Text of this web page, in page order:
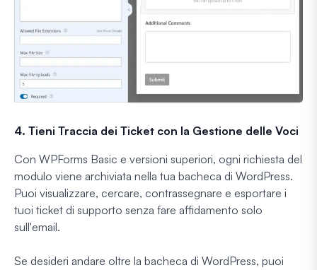
4. Tieni Traccia dei Ticket con la Gestione delle Voci
Con WPForms Basic e versioni superiori, ogni richiesta del
modulo viene archiviata nella tua bacheca di WordPress.
Puoi visualizzare, cercare, contrassegnare e esportare i
tuoi ticket di supporto senza fare affidamento solo
sull'email.
Se desideri andare oltre la bacheca di WordPress, puoi